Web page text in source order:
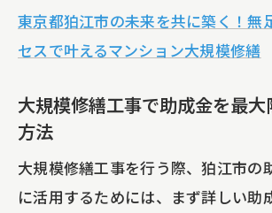
狛江市特有の助成金制度と
効率的な修繕工事の計画と
新情報
ル管理
狛江市内での助成金に関す
東京都狛江市の未来を共に築く！無
セスで叶えるマンション大規模修繕
大規模修繕工事で助成金を最大
方法
大規模修繕工事を行う際、狛江市の
に活用するためには、まず詳しい助